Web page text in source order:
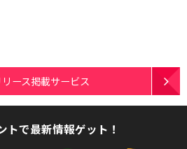
ース掲載サービス
トで最新情報ゲット！